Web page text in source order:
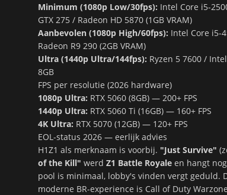
Minimum (1080p Low/30fps): Intel Core i5-
GTX 275 / Radeon HD 5870 (1GB VRAM)
Aanbevolen (1080p High/60fps): Intel Core i5-
Radeon R9 290 (2GB VRAM)
Ultra (1440p Ultra/144fps): Ryzen 5 7600 /
8GB
FPS per resolutie (2026 hardware)
1080p Ultra: RTX 5060 (8GB) — 200+ FPS
1440p Ultra: RTX 5060 Ti (16GB) — 160+ FPS
4K Ultra: RTX 5070 (12GB) — 120+ FPS
EOL-status 2026 — eerlijk advies
H1Z1 als merknaam is voorbij. "Just Survive"
of the Kill" werd Z1 Battle Royale en hangt
pool is minimaal, lobby's vinden vergt geduld.
moderne BR-experience is Call of Duty Warzone